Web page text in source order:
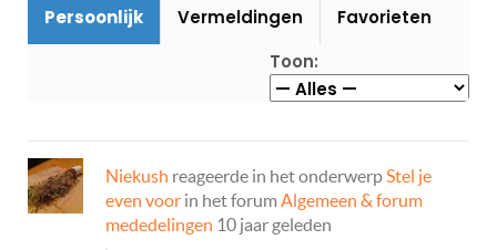
Persoonlijk Vermeldingen
Favorieten
Toon:
Niekush reageerde in het onderwerp Stel je
even voor in het forum Algemeen & forum
mededelingen 10 jaar geleden